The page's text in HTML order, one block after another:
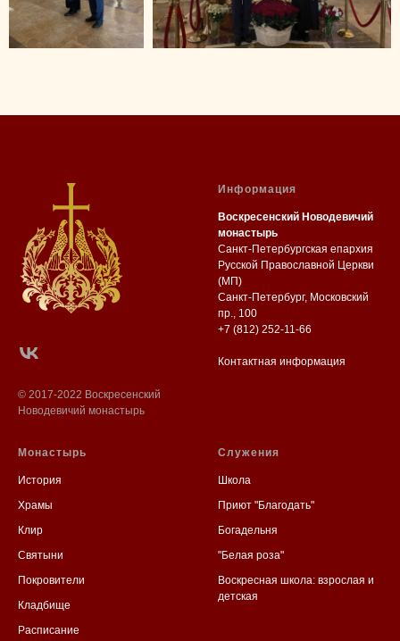
© 2017-2022 Воскресенский
Новодевичий монастырь
Информация
Воскресенский Новодевичий
монастырь
Санкт-Петербургская епархия
Русской Православной Церкви
(МП)
Санкт-Петербург, Московский
пр., 100
+7 (812) 252-11-66
Контактная информация
Монастырь
История
Храмы
Клир
Святыни
Покровители
Кладбище
Расписание
Служения
Школа
Приют "Благодать"
Богадельня
"Белая роза"
Воскресная школа: взрослая и
детская